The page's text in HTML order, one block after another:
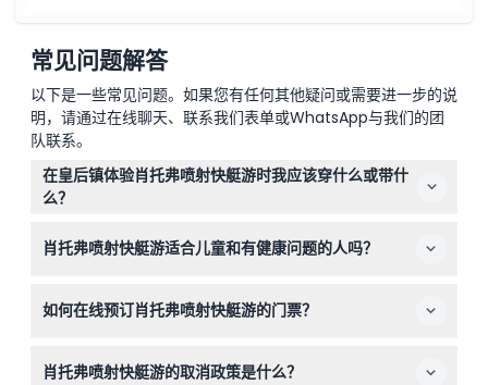
常见问题解答
以下是一些常见问题。如果您有任何其他疑问或需要进一步的说
明，请通过在线聊天、联系我们表单或WhatsApp与我们的团
队联系。
在皇后镇体验肖托弗喷射快艇游时我应该穿什么或带什
么？
的影响。不必穿防水衣，因为游览时会提供防水夹克。
肖托弗喷射快艇游适合儿童和有健康问题的人吗？
或监护人在场，可以单独乘坐。孕妇或有背部或颈部等健康
如何在线预订肖托弗喷射快艇游的门票？
记得选择比喷射快艇游出发时间提前45分钟的接送时间，
肖托弗喷射快艇游的取消政策是什么？